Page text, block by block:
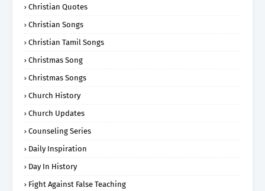
Christian Quotes
Christian Songs
Christian Tamil Songs
Christmas Song
Christmas Songs
Church History
Church Updates
Counseling Series
Daily Inspiration
Day In History
Fight Against False Teaching